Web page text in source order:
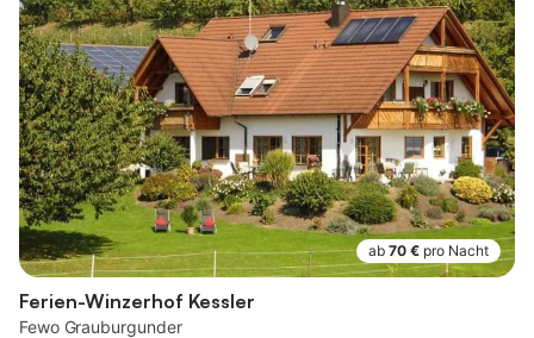
ab 70 € pro Nacht
Ferien-Winzerhof Kessler
Fewo Grauburgunder